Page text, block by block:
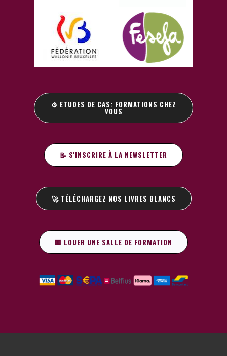
⚙️ ETUDES DE CAS: FORMATIONS CHEZ
VOUS
📝 S'INSCRIRE À LA NEWSLETTER
🚀 TÉLÉCHARGEZ NOS LIVRES BLANCS
🏢 LOUER UNE SALLE DE FORMATION